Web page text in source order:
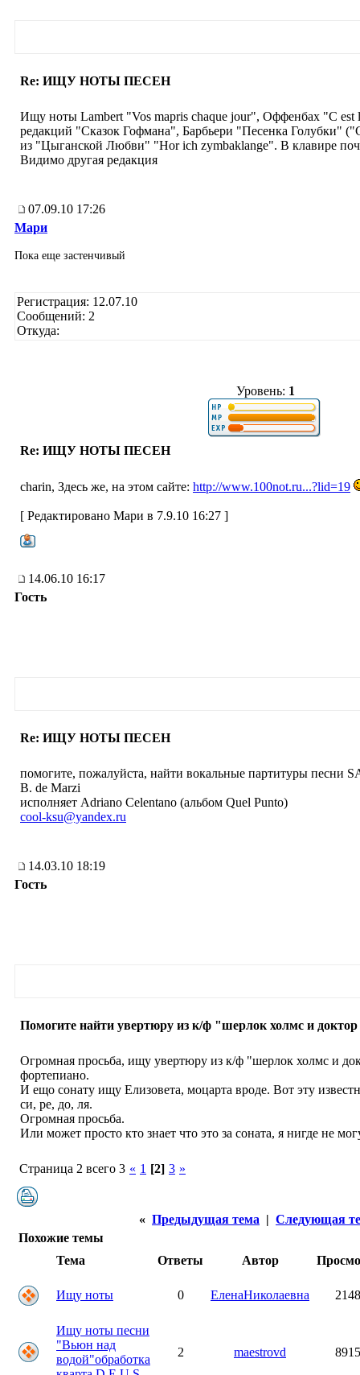
Re: ИЩУ НОТЫ ПЕСЕН
Ищу ноты Lambert "Vos mapris chaque jour", Оффенбах "C est
редакций "Сказок Гофмана", Барбьери "Песенка Голубки"
из "Цыганской Любви" "Hor ich zymbaklange". В клавире
Видимо другая редакция
07.09.10 17:26
Мари
Пока еще застенчивый
Регистрация: 12.07.10
Сообщений: 2
Откуда:
Уровень: 1
Re: ИЩУ НОТЫ ПЕСЕН
charin, Здесь же, на этом сайте: http://www.100not.ru...?lid=19
[ Редактировано Мари в 7.9.10 16:27 ]
14.06.10 16:17
Гость
Re: ИЩУ НОТЫ ПЕСЕН
помогите, пожалуйста, найти вокальные партитуры песни
B. de Marzi
исполняет Adriano Celentano (альбом Quel Punto)
cool-ksu@yandex.ru
14.03.10 18:19
Гость
Помогите найти увертюру из к/ф "шерлок холмс и доктор
Огромная просьба, ищу увертюру из к/ф "шерлок холмс и
фортепиано.
И ещо сонату ищу Елизовета, моцарта вроде. Вот эту
си, ре, до, ля.
Огромная просьба.
Или может просто кто знает что это за соната, я нигде не
Страница 2 всего 3 « 1 [2] 3 »
« Предыдущая тема | Следующая
Похожие темы
Тема
Ответы Автор
Ищу ноты 0 ЕленаНиколаевна
Ищу ноты песни
"Вьюн над
водой"обработка
2 maestrovd